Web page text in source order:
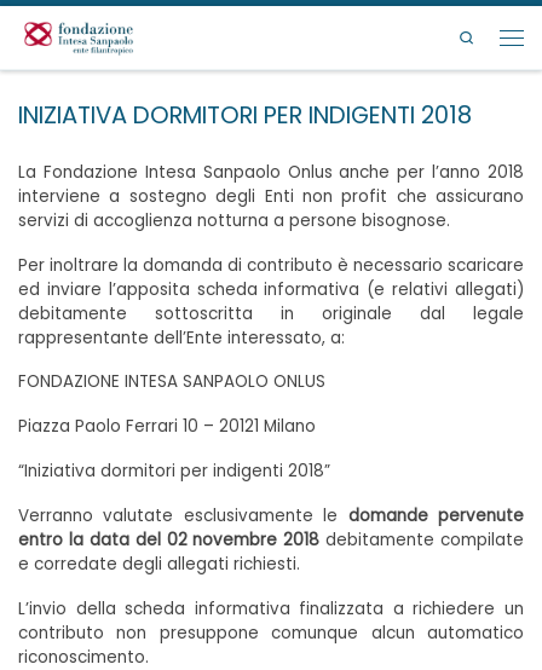
Passa al contenuto
Search
INIZIATIVA DORMITORI PER INDIGENTI 2018
La Fondazione Intesa Sanpaolo Onlus anche per l’anno 2018
interviene a sostegno degli Enti non profit che assicurano
servizi di accoglienza notturna a persone bisognose.
Per inoltrare la domanda di contributo è necessario scaricare
ed inviare l’apposita scheda informativa (e relativi allegati)
debitamente sottoscritta in originale dal legale
rappresentante dell’Ente interessato, a:
FONDAZIONE INTESA SANPAOLO ONLUS
Piazza Paolo Ferrari 10 – 20121 Milano
“Iniziativa dormitori per indigenti 2018”
Verranno valutate esclusivamente le domande pervenute
entro la data del 02 novembre 2018 debitamente compilate
e corredate degli allegati richiesti.
L’invio della scheda informativa finalizzata a richiedere un
contributo non presuppone comunque alcun automatico
riconoscimento.